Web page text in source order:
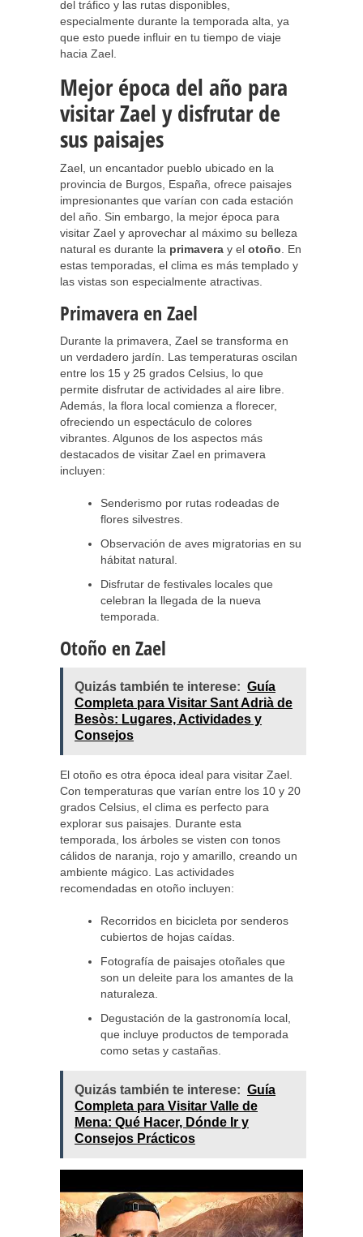
del tráfico y las rutas disponibles,
especialmente durante la temporada alta, ya
que esto puede influir en tu tiempo de viaje
hacia Zael.
Mejor época del año para
visitar Zael y disfrutar de
sus paisajes
Zael, un encantador pueblo ubicado en la
provincia de Burgos, España, ofrece paisajes
impresionantes que varían con cada estación
del año. Sin embargo, la mejor época para
visitar Zael y aprovechar al máximo su belleza
natural es durante la primavera y el otoño . En
estas temporadas, el clima es más templado y
las vistas son especialmente atractivas.
Primavera en Zael
Durante la primavera, Zael se transforma en
un verdadero jardín. Las temperaturas oscilan
entre los 15 y 25 grados Celsius, lo que
permite disfrutar de actividades al aire libre.
Además, la flora local comienza a florecer,
ofreciendo un espectáculo de colores
vibrantes. Algunos de los aspectos más
destacados de visitar Zael en primavera
incluyen:
Senderismo por rutas rodeadas de
flores silvestres.
Observación de aves migratorias en su
hábitat natural.
Disfrutar de festivales locales que
celebran la llegada de la nueva
temporada.
Otoño en Zael
Quizás también te interese: Guía
Completa para Visitar Sant Adrià de
Besòs: Lugares, Actividades y
Consejos
El otoño es otra época ideal para visitar Zael.
Con temperaturas que varían entre los 10 y 20
grados Celsius, el clima es perfecto para
explorar sus paisajes. Durante esta
temporada, los árboles se visten con tonos
cálidos de naranja, rojo y amarillo, creando un
ambiente mágico. Las actividades
recomendadas en otoño incluyen:
Recorridos en bicicleta por senderos
cubiertos de hojas caídas.
Fotografía de paisajes otoñales que
son un deleite para los amantes de la
naturaleza.
Degustación de la gastronomía local,
que incluye productos de temporada
como setas y castañas.
Quizás también te interese: Guía
Completa para Visitar Valle de
Mena: Qué Hacer, Dónde Ir y
Consejos Prácticos